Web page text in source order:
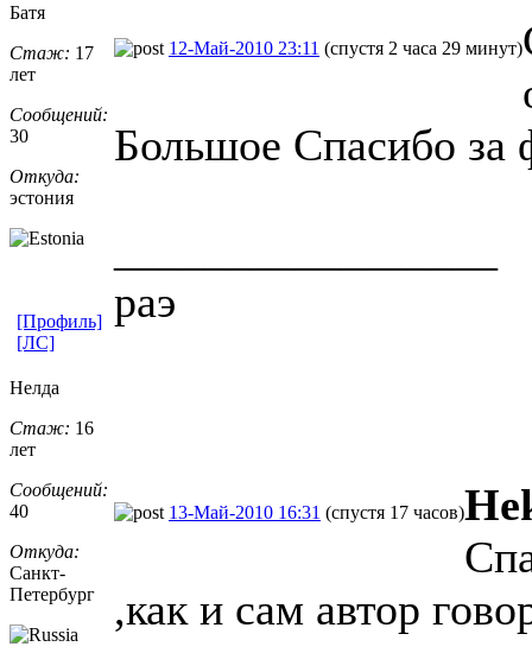
Батя
Стаж: 17
лет
Сообщений:
30
Откуда:
эстония
12-Май-2010 23:11 (спустя 2 часа 29 минут)
Большое Спасибо за
раэ
[Профиль]
[ЛС]
Нелда
Стаж: 16
лет
Сообщений:
40
Откуда:
Санкт-
Петерб​ург
13-Май-2010 16:31 (спустя 17 часов)
,как и сам автор